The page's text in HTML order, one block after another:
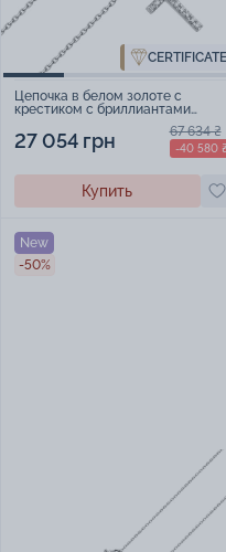
CERTIFICATE
Цепочка в белом золоте с
крестиком с бриллиантами
якорное плетение - 457737
27 054 грн 67 634 ₴
-40 580 ₴
Купить
New
-50%